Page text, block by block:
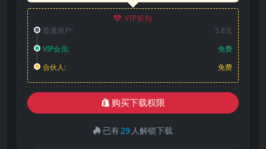
VIP折扣
普通用户:
5.8元
VIP会员:
免费
合伙人:
免费
购买下载权限
已有29 人解锁下载